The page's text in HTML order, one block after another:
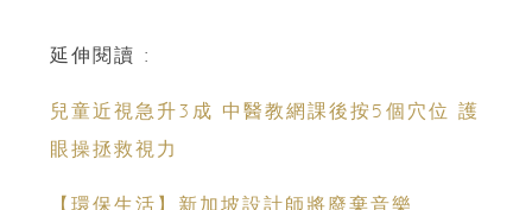
延伸閱讀 :
兒童近視急升3成 中醫教網課後按5個穴位 護
眼操拯救視力
【環保生活】新加坡設計師將廢棄音樂